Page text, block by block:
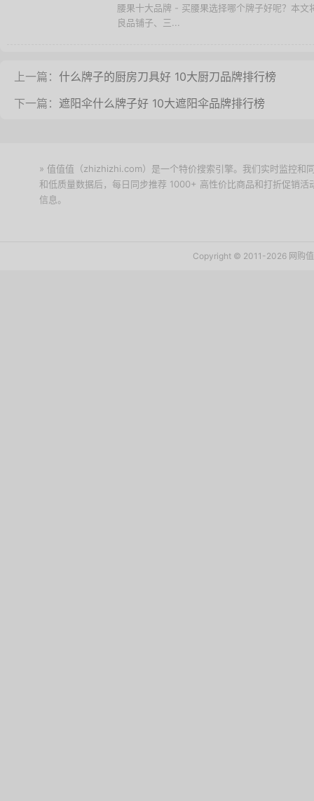
腰果十大品牌 - 买腰果选择哪个牌子好呢？本
良品铺子、三...
上一篇： 什么牌子的厨房刀具好 10大厨刀品牌排行榜
下一篇： 遮阳伞什么牌子好 10大遮阳伞品牌排行榜
» 值值值（zhizhizhi.com）是一个特价搜索引擎。我们实时监控和
和低质量数据后，每日同步推荐 1000+ 高性价比商品和打折促销
信息。
Copyright © 2011-2026 网购